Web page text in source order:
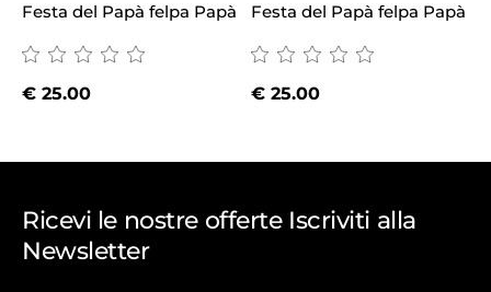
Festa del Papà felpa Papà
€25.00
Festa del Papà felpa Papà
€ 25.00
Ricevi le nostre offerte Iscriviti alla
Newsletter